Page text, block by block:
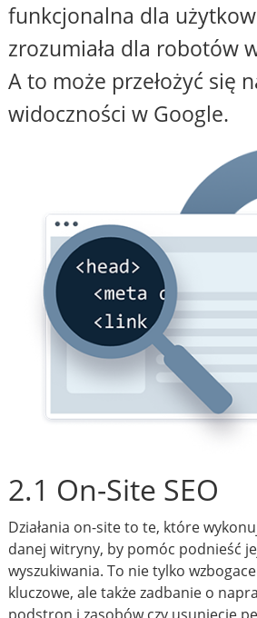
funkcjonalna dla
zrozumiała dla robotów
A to może przełożyć się
widoczności w Google.
2.1 On-Site SEO
Działania on-site to te, które
danej witryny, by pomóc podnieść
wyszukiwania. To nie tylko
kluczowe, ale także zadbanie o
podstron i zasobów czy usunięcie